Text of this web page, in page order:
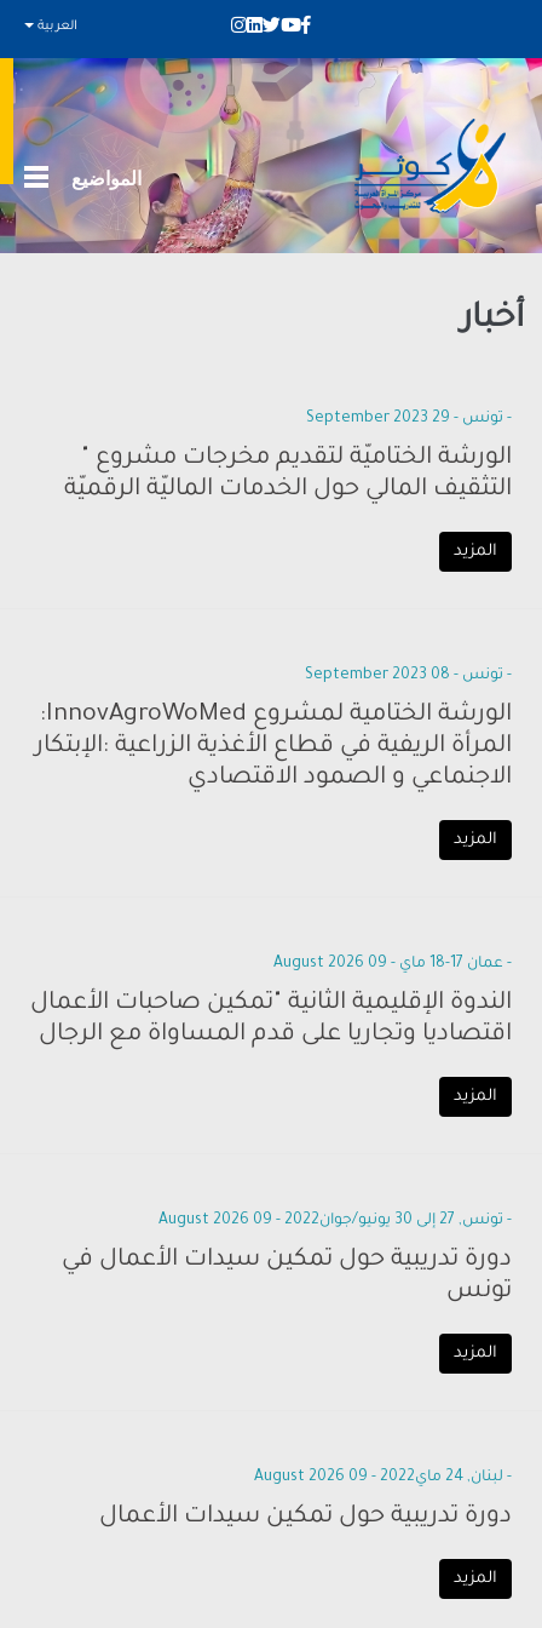
العربية
المواضيع
أخبار
- تونس - 29 September 2023
الورشة الختاميّة لتقديم مخرجات مشروع "
التثقيف المالي حول الخدمات الماليّة الرقميّة
المزيد
- تونس - 08 September 2023
الورشة الختامية لمشروع InnovAgroWoMed:
المرأة الريفية في قطاع الأغذية الزراعية :الإبتكار
الاجنماعي و الصمود الاقتصادي
المزيد
- عمان 17-18 ماي - 09 August 2026
الندوة الإقليمية الثانية "تمكين صاحبات الأعمال
اقتصاديا وتجاريا على قدم المساواة مع الرجال
المزيد
- تونس, 27 إلى 30 يونيو/جوان2022 - 09 August 2026
دورة تدريبية حول تمكين سيدات الأعمال في
تونس
المزيد
- لبنان, 24 ماي2022 - 09 August 2026
دورة تدريبية حول تمكين سيدات الأعمال
المزيد